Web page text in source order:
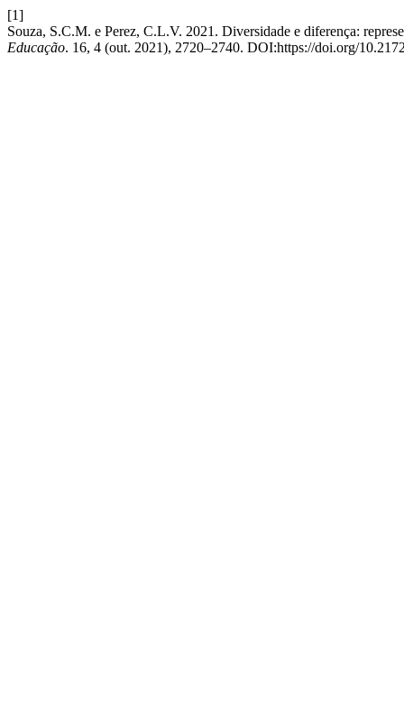
[1]
Souza, S.C.M. e Perez, C.L.V. 2021. Diversidade e diferença:
Educação. 16, 4 (out. 2021), 2720–2740. DOI:https://doi.org/